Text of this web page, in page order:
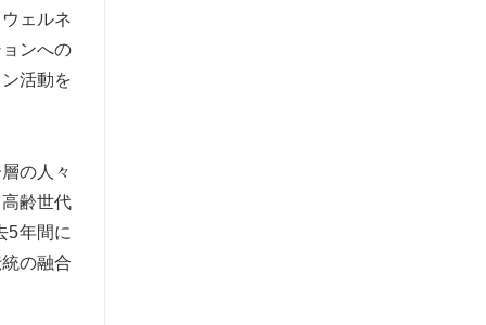
ェルネ
ンへの
活動を
の人々
齢世代
5年間に
の融合